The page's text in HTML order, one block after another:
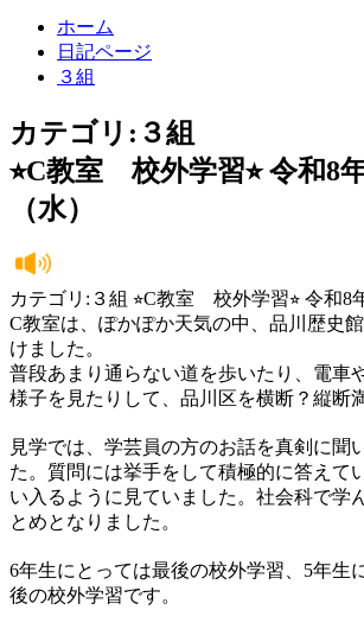
ホーム
日記ページ
３組
カテゴリ:３組
⭐︎C教室 校外学習⭐︎ 令和8
（水）
カテゴリ:３組 ⭐︎C教室 校外学習⭐︎ 令和8
C教室は、ぽかぽか天気の中、品川歴史
けました。
普段あまり通らない道を歩いたり、電車
様子を見たりして、品川区を横断？縦断
見学では、学芸員の方のお話を真剣に聞
た。質問には挙手をして積極的に答えて
い入るように見ていました。社会科で学
とめとなりました。
6年生にとっては最後の校外学習、5年生
後の校外学習です。